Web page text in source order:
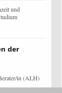
und
der
in (ALH)